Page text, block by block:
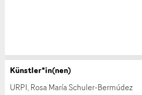
Werk kaufen
Anzeige beanstanden
Künstler*in(nen)
URPI, Rosa María Schuler-Bermúdez